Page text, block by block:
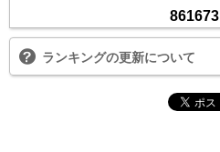
861673
ランキングの更新について